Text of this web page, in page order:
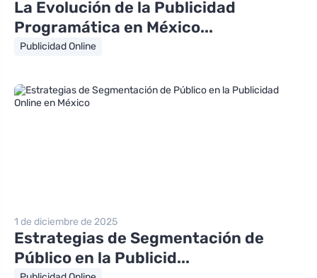
La Evolución de la Publicidad
Programática en México...
Publicidad Online
1 de diciembre de 2025
Estrategias de Segmentación de
Público en la Publicid...